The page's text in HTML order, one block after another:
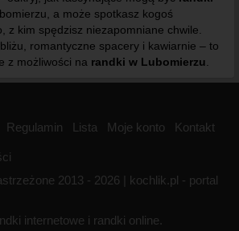
a może spotkasz kogoś
z kim spędzisz niezapomniane chwile.
romantyczne spacery i kawiarnie – to
z możliwości na randki w Lubomierzu
Regulamin Lista Moje konto Kontakt
2013 - 2026 | kochlik.pl - portal
internetowe i randki online.